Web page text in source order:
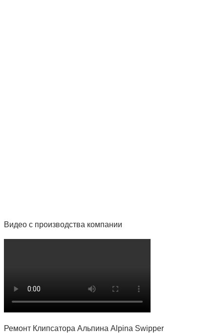
Видео с производства компании
Ремонт Клипсатора Альпина Alpina Swipper